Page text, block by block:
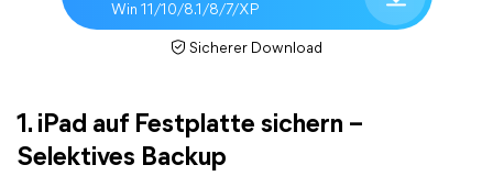
Win 11/10/8.1/8/7/XP
Sicherer Download
1. iPad auf Festplatte sichern –
Selektives Backup